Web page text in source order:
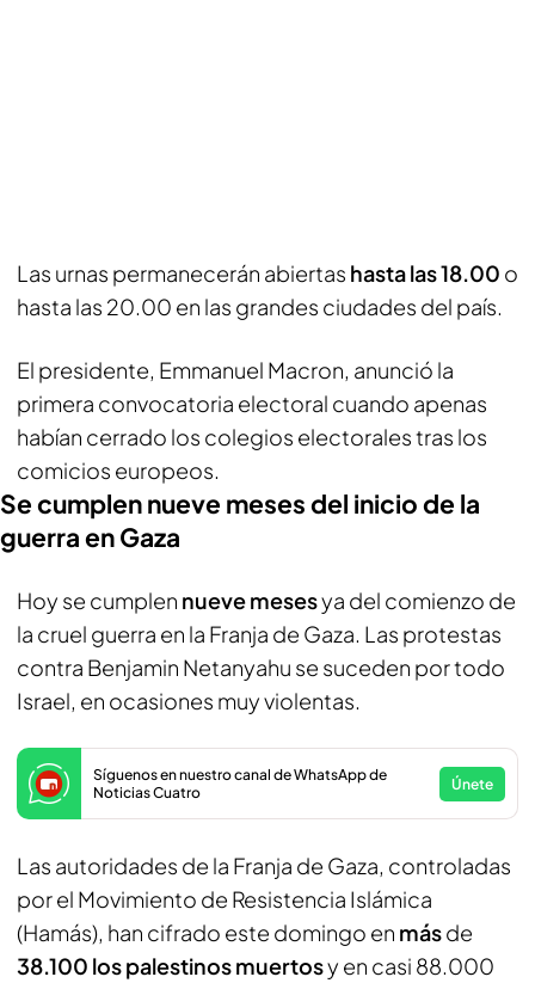
Las urnas permanecerán abiertas hasta las 18.00 o
hasta las 20.00 en las grandes ciudades del país.
El presidente, Emmanuel Macron, anunció la
primera convocatoria electoral cuando apenas
habían cerrado los colegios electorales tras los
comicios europeos.
Se cumplen nueve meses del inicio de la
guerra en Gaza
Hoy se cumplen nueve mesesya del comienzo de
la cruel guerra en la Franja de Gaza. Las protestas
contra Benjamin Netanyahu se suceden por todo
Israel, en ocasiones muy violentas.
Síguenos en nuestro canal de WhatsApp de
Noticias Cuatro
Únete
Las autoridades de la Franja de Gaza, controladas
por el Movimiento de Resistencia Islámica
(Hamás), han cifrado este domingo en másde
38.100 los palestinos muertosy en casi 88.000